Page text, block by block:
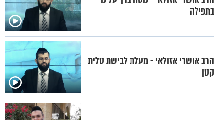
בתפילה
הרב אושרי אזולאי - מעלת לבישת טלית
קטן